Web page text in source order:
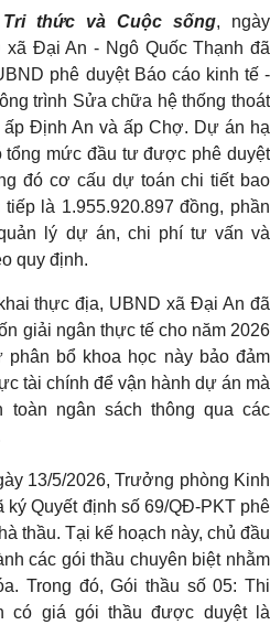
thức và Cuộc sống, ngày
xã Đại An - Ngô Quốc Thạnh đã
phê duyệt Báo cáo kinh tế -
trình Sửa chữa hệ thống thoát
Định An và ấp Chợ. Dự án hạ
tổng mức đầu tư được phê duyệt
đó cơ cấu dự toán chi tiết bao
là 1.955.920.897 đồng, phần
lý dự án, chi phí tư vấn và
quy định.
thực địa, UBND xã Đại An đã
giải ngân thực tế cho năm 2026
phân bổ khoa học này bảo đảm
tài chính để vận hành dự án mà
ngân sách thông qua các
13/5/2026, Trưởng phòng Kinh
ký Quyết định số 69/QĐ-PKT phê
thầu. Tại kế hoạch này, chủ đầu
các gói thầu chuyên biệt nhằm
Trong đó, Gói thầu số 05: Thi
có giá gói thầu được duyệt là